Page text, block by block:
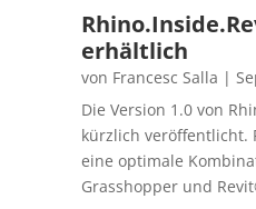
erhältlich
von Francesc Salla |
Die Version 1.0 von
kürzlich veröffentlicht.
eine optimale
Grasshopper und